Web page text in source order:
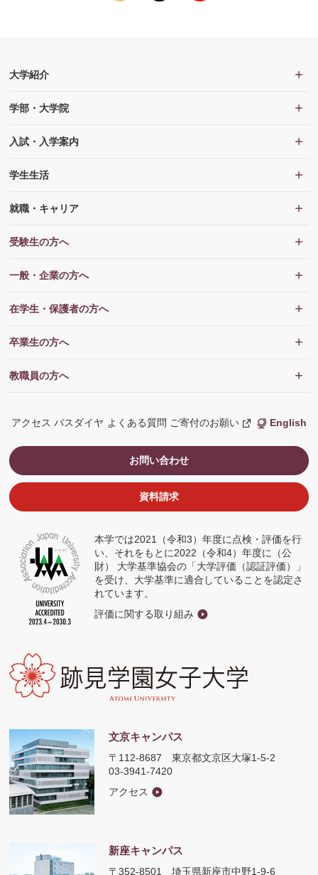
文京キャンパス
〒112-8687東京都文京区大塚1-5-2
03-3941-7420
アクセス
新座キャンパス
〒352-8501埼玉県新座市中野1-9-6
本学では2021（令和3）年度に点検・評価を行
い、それをもとに2022（令和4）年度に（公
財） 大学基準協会の「大学評価（認証評価）」
を受け、大学基準に適合していることを認定さ
れています。
評価に関する取り組み
大学紹介
学部・大学院
入試・入学案内
学生生活
就職・キャリア
受験生の方へ
一般・企業の方へ
在学生・保護者の方へ
卒業生の方へ
教職員の方へ
アクセス バスダイヤ よくある質問 ご寄付のお願い
新
し
ン
ド
開
English
お問い合わせ
資料請求